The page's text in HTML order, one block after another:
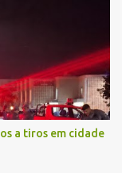
devido a obras
o impacto. Com
ao solo.
desprendido
e
atendimento da
acionadas e
socorro à
no local do
a tiros em cidade